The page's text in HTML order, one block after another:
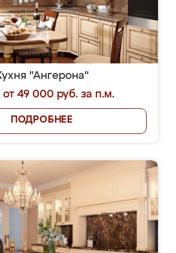
"Ангерона"
от 49 000 руб. за п.м.
ПОДРОБНЕЕ